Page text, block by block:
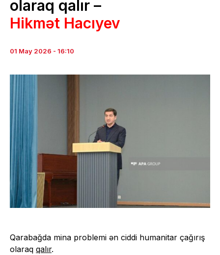
olaraq qalır –
Hikmət Hacıyev
01 May 2026 - 16:10
Qarabağda mina problemi ən ciddi humanitar çağırış
olaraq qalır.